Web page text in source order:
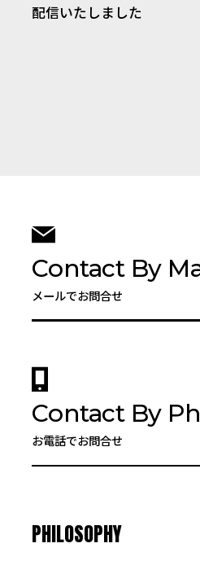
配信いたしました
Contact By
メールでお問合せ
Contact By
お電話でお問合せ
PHILOSOPHY